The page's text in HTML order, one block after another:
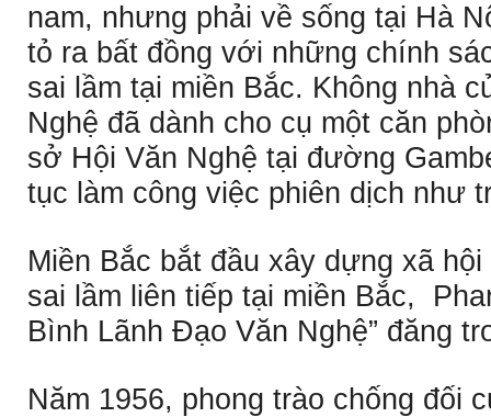
nam, nhưng phải về sống tại Hà
tỏ ra bất đồng với những chính
sai lầm tại miền Bắc. Không nhà
Nghệ đã dành cho cụ một căn
sở Hội Văn Nghệ tại đường
tục làm công việc phiên dịch như
Miền Bắc bắt đầu xây dựng xã
sai lầm liên tiếp tại miền Bắc,
Bình Lãnh Ðạo Văn Nghệ” đăng
Năm 1956, phong trào chống đối